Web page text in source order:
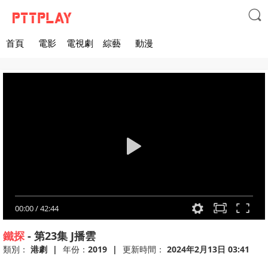

首頁 電影 電視劇 綜藝 動漫
00:00/42:44
鐵探 - 第23集 J播雲
類別： 港劇 | 年份： 2019 | 更新時間： 2024年2月13日 03:41